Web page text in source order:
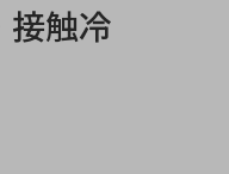
接触冷